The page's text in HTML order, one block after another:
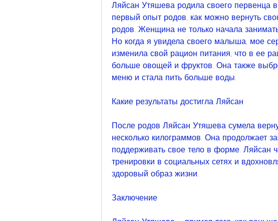
Ляйсан Утяшева родила своего первенца
первый опыт родов, как можно вернуть
родов. Женщина не только начала
Но когда я увидела своего малыша, мое
изменила свой рацион питания, что в ее
больше овощей и фруктов. Она также
меню и стала пить больше воды.
Какие результаты достигла Ляйсан
После родов Ляйсан Утяшева сумела
несколько килограммов. Она продолжает
поддерживать свое тело в форме. Ляйсан
тренировки в социальных сетях и
здоровый образ жизни.
Заключение